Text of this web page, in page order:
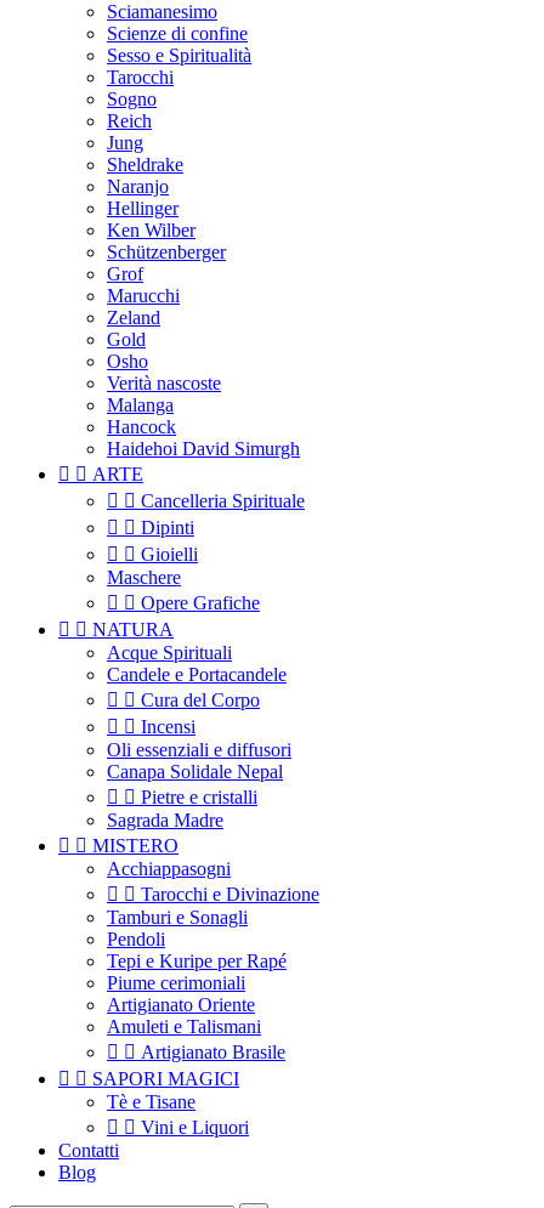
Sciamanesimo
Scienze di confine
Sesso e Spiritualità
Tarocchi
Sogno
Reich
Jung
Sheldrake
Naranjo
Hellinger
Ken Wilber
Schützenberger
Grof
Marucchi
Zeland
Gold
Osho
Verità nascoste
Malanga
Hancock
Haidehoi David Simurgh
  ARTE
  Cancelleria Spirituale
  Dipinti
  Gioielli
Maschere
  Opere Grafiche
  NATURA
Acque Spirituali
Candele e Portacandele
  Cura del Corpo
  Incensi
Oli essenziali e diffusori
Canapa Solidale Nepal
  Pietre e cristalli
Sagrada Madre
  MISTERO
Acchiappasogni
  Tarocchi e Divinazione
Tamburi e Sonagli
Pendoli
Tepi e Kuripe per Rapé
Piume cerimoniali
Artigianato Oriente
Amuleti e Talismani
  Artigianato Brasile
  SAPORI MAGICI
Tè e Tisane
  Vini e Liquori
Contatti
Blog